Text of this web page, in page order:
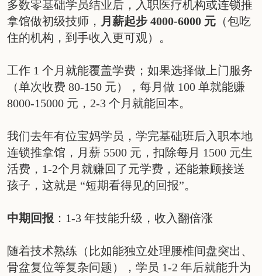
多数零基础学员结业后，入职医疗机构或连锁推
拿馆做初级技师， 月薪起步 4000-6000 元（包吃
住的机构，到手收入更可观）。
工作 1 个月就能覆盖学费；如果选择做上门服务
（单次收费 80-150 元），每月做 100 单就能赚
8000-15000 元，2-3 个月就能回本。
我们去年有位宝妈学员，学完基础班后入职本地
连锁推拿馆，月薪 5500 元，扣除每月 1500 元生
活费，1-2个月就赚回了元学费，还能兼顾接送
孩子，这就是 “短期看得见的回报”。
中期回报 ：1-3 年技能升级，收入翻倍涨
随着技术熟练（比如能独立处理腰椎间盘突出、
骨盆复位等复杂问题），学员 1-2 年后就能升为